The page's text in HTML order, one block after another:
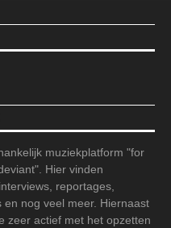
muziekplatform "for
Hier vinden
reportages,
nog veel meer. Hiernaast
zeer actief met het opzetten